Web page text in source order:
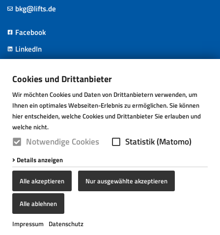
Cookies und Drittanbieter
Wir möchten Cookies und Daten von Drittanbietern verwenden, um
Ihnen ein optimales Webseiten-Erlebnis zu ermöglichen. Sie können
hier entscheiden, welche Cookies und Drittanbieter Sie erlauben und
welche nicht.
Notwendige Cookies Statistik (Matomo)
Details anzeigen
Alle akzeptieren Nur ausgewählte akzeptieren
Alle ablehnen
Impressum Datenschutz
bkg@lifts.de
Facebook
LinkedIn
Impronta Protezione dei dati T&C Cookie-Einstellungen